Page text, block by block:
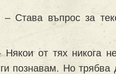
– Става въпрос за
Някои от тях никога
познавам. Но трябва